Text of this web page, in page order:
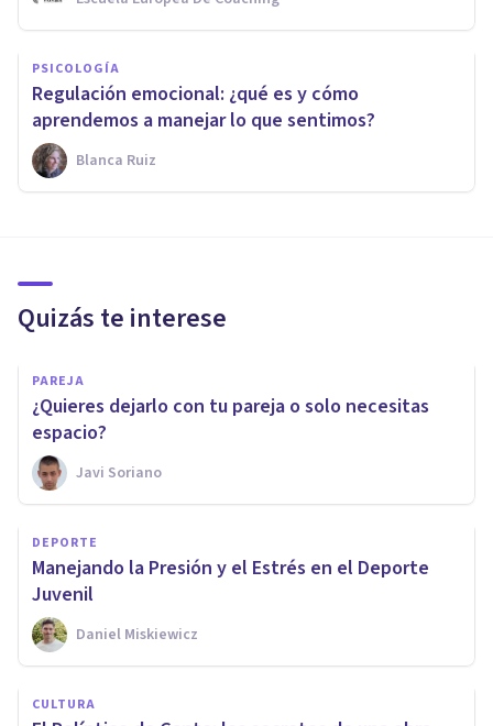
PSICOLOGÍA
Regulación emocional: ¿qué es y cómo
aprendemos a manejar lo que sentimos?
Blanca Ruiz
Quizás te interese
PAREJA
¿Quieres dejarlo con tu pareja o solo necesitas
espacio?
Javi Soriano
DEPORTE
Manejando la Presión y el Estrés en el Deporte
Juvenil
Daniel Miskiewicz
CULTURA